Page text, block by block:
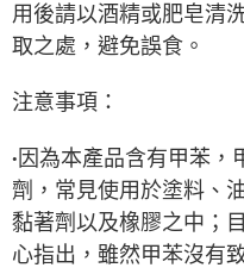
用後請以酒精或肥皂清
取之處，避免誤食。
注意事項：
• 因為本產品含有甲苯，
劑，常見使用於塗料、
黏著劑以及橡膠之中；
心指出，雖然甲苯沒有